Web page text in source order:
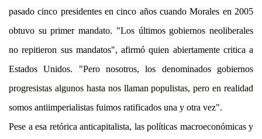
pasado cinco presidentes en cinco años cuando Morales en 2005
obtuvo su primer mandato. "Los últimos gobiernos neoliberales
no repitieron sus mandatos", afirmó quien abiertamente critica a
Estados Unidos. "Pero nosotros, los denominados gobiernos
progresistas algunos hasta nos llaman populistas, pero en realidad
somos antiimperialistas fuimos ratificados una y otra vez".
Pese a esa retórica anticapitalista, las políticas macroeconómicas y